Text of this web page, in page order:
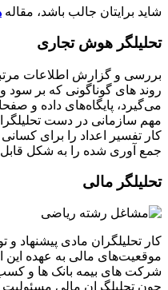
شاید برایتان جالب باشد، مقاله
تحلیلگر هوش تجاری
بررسی و گزارش اطلاعات
روند های گوناگونی که بر
می‌گیرد، پایگاه‌های داده و
مهم سازمانی در دست
کار تفسیر اعداد را برای
جمع آوری شده را به شکل قابل
تحلیلگر مالی
کار تحلیلگران مادی پیشنهاد
موقعیت‌های مالی به عهده این
شرکت های بیمه بانک ها و کسب
چون تحلیلگران مالی